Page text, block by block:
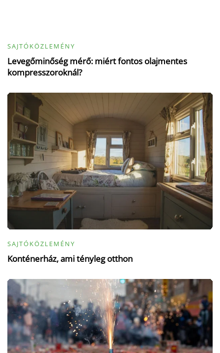
SAJTÓKÖZLEMÉNY
Levegőminőség mérő: miért fontos olajmentes
kompresszoroknál?
SAJTÓKÖZLEMÉNY
Konténerház, ami tényleg otthon